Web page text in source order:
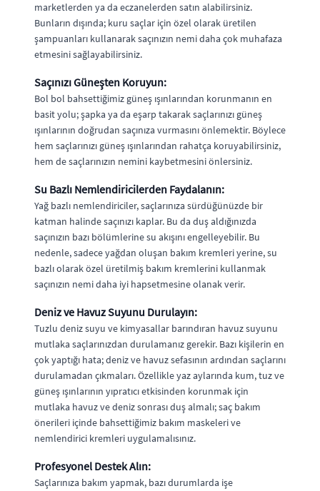
marketlerden ya da eczanelerden satın alabilirsiniz.
Bunların dışında; kuru saçlar için özel olarak üretilen
şampuanları kullanarak saçınızın nemi daha çok muhafaza
etmesini sağlayabilirsiniz.
Saçınızı Güneşten Koruyun:
Bol bol bahsettiğimiz güneş ışınlarından korunmanın en
basit yolu; şapka ya da eşarp takarak saçlarınızı güneş
ışınlarının doğrudan saçınıza vurmasını önlemektir. Böylece
hem saçlarınızı güneş ışınlarından rahatça koruyabilirsiniz,
hem de saçlarınızın nemini kaybetmesini önlersiniz.
Su Bazlı Nemlendiricilerden Faydalanın:
Yağ bazlı nemlendiriciler, saçlarınıza sürdüğünüzde bir
katman halinde saçınızı kaplar. Bu da duş aldığınızda
saçınızın bazı bölümlerine su akışını engelleyebilir. Bu
nedenle, sadece yağdan oluşan bakım kremleri yerine, su
bazlı olarak özel üretilmiş bakım kremlerini kullanmak
saçınızın nemi daha iyi hapsetmesine olanak verir.
Deniz ve Havuz Suyunu Durulayın:
Tuzlu deniz suyu ve kimyasallar barındıran havuz suyunu
mutlaka saçlarınızdan durulamanız gerekir. Bazı kişilerin en
çok yaptığı hata; deniz ve havuz sefasının ardından saçlarını
durulamadan çıkmaları. Özellikle yaz aylarında kum, tuz ve
güneş ışınlarının yıpratıcı etkisinden korunmak için
mutlaka havuz ve deniz sonrası duş almalı; saç bakım
önerileri içinde bahsettiğimiz bakım maskeleri ve
nemlendirici kremleri uygulamalısınız.
Profesyonel Destek Alın:
Saçlarınıza bakım yapmak, bazı durumlarda işe